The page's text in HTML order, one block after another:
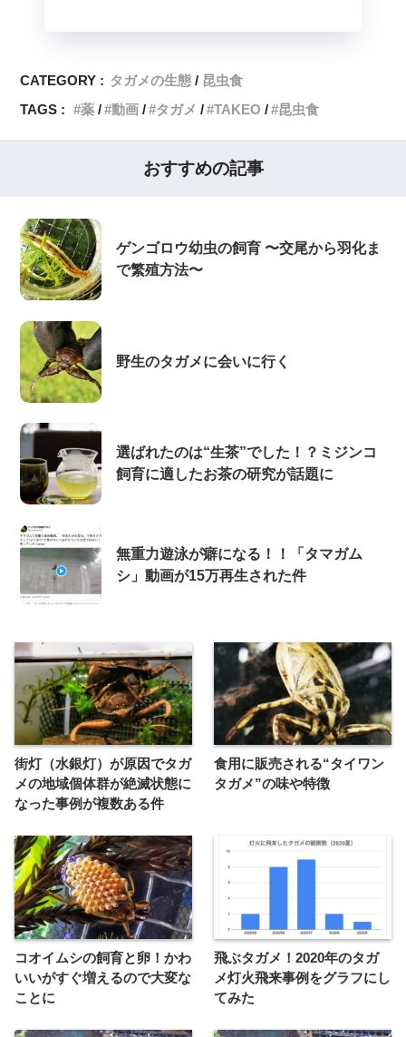
CATEGORY : タガメの生態
昆虫食
TAGS :
薬 動画 タガメ TAKEO 昆虫食
おすすめの記事
ゲンゴロウ幼虫の飼育 〜交尾から羽化ま
で繁殖方法〜
野生のタガメに会いに行く
選ばれたのは“生茶”でした！？ミジンコ
飼育に適したお茶の研究が話題に
無重力遊泳が癖になる！！「タマガム
シ」動画が15万再生された件
街灯（水銀灯）が原因でタガ
メの地域個体群が絶滅状態に
なった事例が複数ある件
食用に販売される“タイワン
タガメ”の味や特徴
コオイムシの飼育と卵！かわ
いいがすぐ増えるので大変な
ことに
飛ぶタガメ！2020年のタガ
メ灯火飛来事例をグラフにし
てみた